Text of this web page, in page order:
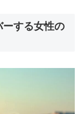
ーする女性の